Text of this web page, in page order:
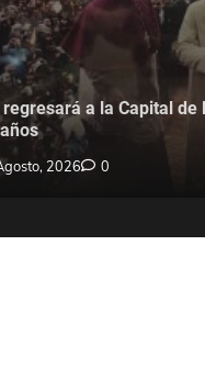
a la Capital de
2026 0